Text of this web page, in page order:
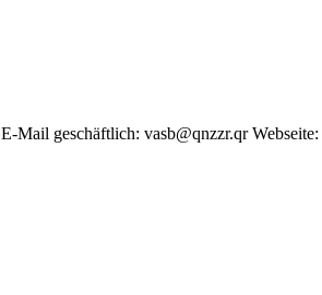
E-Mail geschäftlich: vasb@qnzzr.qr Webseite: